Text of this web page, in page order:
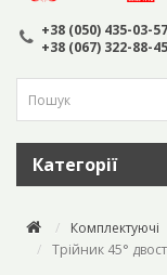
+38 (050) 435-03-57
+38 (067) 322-88-45
Категорії
Комплектуючі
Трійник 45°